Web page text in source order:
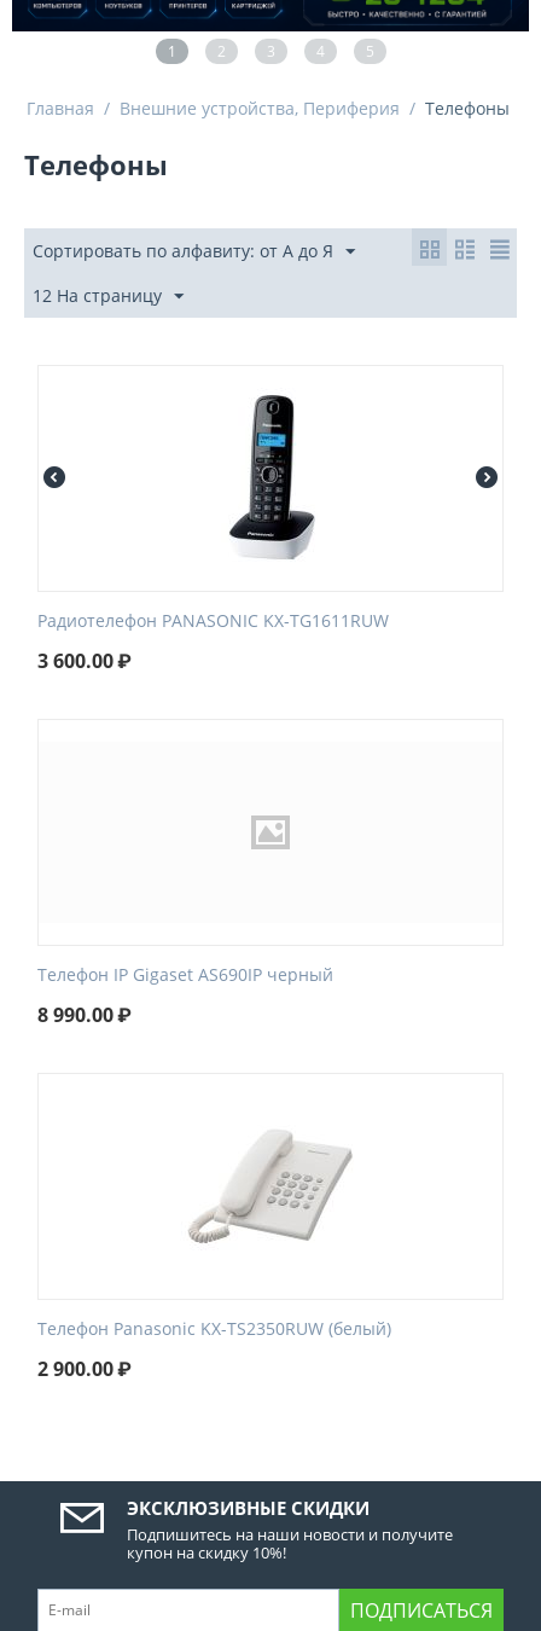
1 2 3 4 5
Главная / Внешние устройства, Периферия / Телефоны
Телефоны
Сортировать по алфавиту: от А до Я
12 На страницу
Радиотелефон PANASONIC KX-TG1611RUW
3 600.00₽
Телефон IP Gigaset AS690IP черный
8 990.00₽
Телефон Panasonic KX-TS2350RUW (белый)
2 900.00₽
ЭКСКЛЮЗИВНЫЕ СКИДКИ
Подпишитесь на наши новости и получите
купон на скидку 10%!
ПОДПИСАТЬСЯ